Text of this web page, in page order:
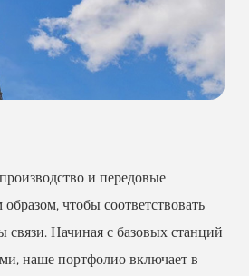
и передовые
чтобы соответствовать
Начиная с базовых станций
наше портфолио включает в